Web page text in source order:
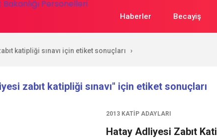
Haberler Becayiş
katipliği sınavı için etiket sonuçları ›
zabıt katipliği sınavı" için etiket sonuçları
2013 KATIP ADAYLARI
Hatay Adliyesi Zabıt